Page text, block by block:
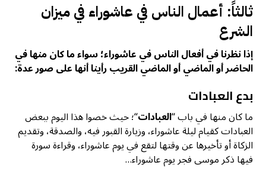
ثالثاً: أعمال الناس في عاشوراء في ميزان
الشرع
إذا نظرنا في أفعال الناس في عاشوراء؛ سواء ما كان منها في
الحاضر أو الماضي أو الماضي القريب رأينا أنها على صور عدة:
بدع العبادات
ما كان منها في باب “العبادات“؛ حيث خصوا هذا اليوم ببعض
العبادات كقيام ليلة عاشوراء، وزيارة القبور فيه، والصدقة، وتقديم
الزكاة أو تأخيرها عن وقتها لتقع في يوم عاشوراء، وقراءة سورة
فيها ذكر موسى فجر يوم عاشوراء…